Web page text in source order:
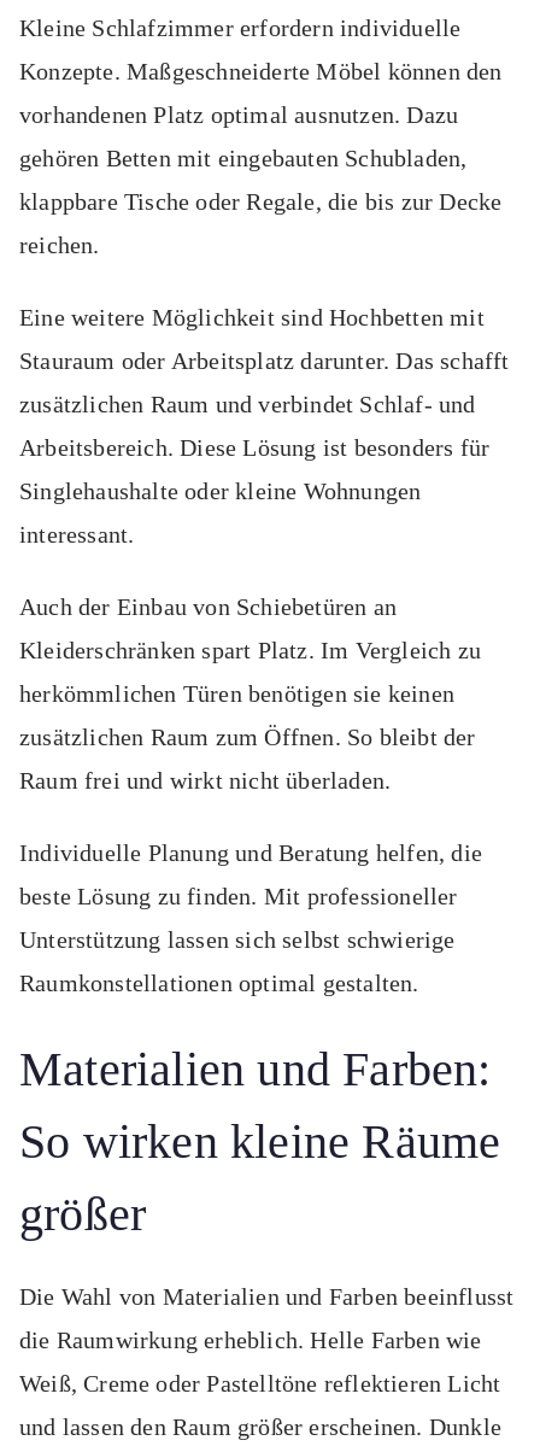
Kleine Schlafzimmer erfordern individuelle
Konzepte. Maßgeschneiderte Möbel können den
vorhandenen Platz optimal ausnutzen. Dazu
gehören Betten mit eingebauten Schubladen,
klappbare Tische oder Regale, die bis zur Decke
reichen.
Eine weitere Möglichkeit sind Hochbetten mit
Stauraum oder Arbeitsplatz darunter. Das schafft
zusätzlichen Raum und verbindet Schlaf- und
Arbeitsbereich. Diese Lösung ist besonders für
Singlehaushalte oder kleine Wohnungen
interessant.
Auch der Einbau von Schiebetüren an
Kleiderschränken spart Platz. Im Vergleich zu
herkömmlichen Türen benötigen sie keinen
zusätzlichen Raum zum Öffnen. So bleibt der
Raum frei und wirkt nicht überladen.
Individuelle Planung und Beratung helfen, die
beste Lösung zu finden. Mit professioneller
Unterstützung lassen sich selbst schwierige
Raumkonstellationen optimal gestalten.
Materialien und Farben:
So wirken kleine Räume
größer
Die Wahl von Materialien und Farben beeinflusst
die Raumwirkung erheblich. Helle Farben wie
Weiß, Creme oder Pastelltöne reflektieren Licht
und lassen den Raum größer erscheinen. Dunkle